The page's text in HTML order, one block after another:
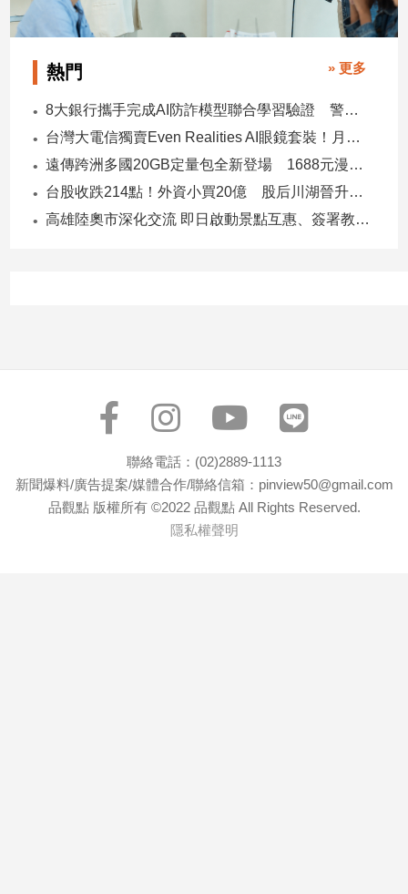
熱門 » 更多
8大銀行攜手完成AI防詐模型聯合學習驗證 警示帳戶準確度提升2倍
台灣大電信獨賣Even Realities AI眼鏡套裝！月付1399元 專案價3990
遠傳跨洲多國20GB定量包全新登場 1688元漫遊逾百國家！
台股收跌214點！外資小買20億 股后川湖晉升萬金股
高雄陸奧市深化交流 即日啟動景點互惠、簽署教育合作MOU
聯絡電話：(02)2889-1113
新聞爆料/廣告提案/媒體合作/聯絡信箱：pinview50@gmail.com
品觀點 版權所有 ©2022 品觀點 All Rights Reserved.
隱私權聲明